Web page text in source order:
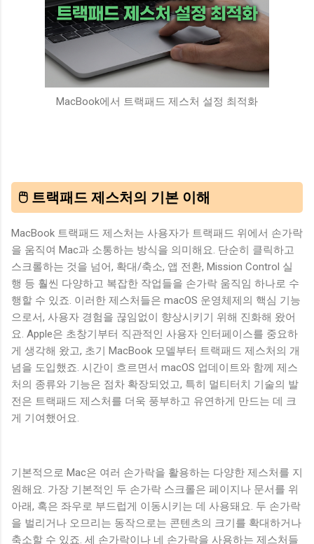
MacBook에서 트랙패드 제스처 설정 최적화
🖱️ 트랙패드 제스처의 기본 이해
MacBook 트랙패드 제스처는 사용자가 트랙패드 위에서 손가락
을 움직여 Mac과 소통하는 방식을 의미해요. 단순히 클릭하고
스크롤하는 것을 넘어, 확대/축소, 앱 전환, Mission Control 실
행 등 훨씬 다양하고 복잡한 작업들을 손가락 움직임 하나로 수
행할 수 있죠. 이러한 제스처들은 macOS 운영체제의 핵심 기능
으로서, 사용자 경험을 끊임없이 향상시키기 위해 진화해 왔어
요. Apple은 초창기부터 직관적인 사용자 인터페이스를 중요하
게 생각해 왔고, 초기 MacBook 모델부터 트랙패드 제스처의 개
념을 도입했죠. 시간이 흐르면서 macOS 업데이트와 함께 제스
처의 종류와 기능은 점차 확장되었고, 특히 멀티터치 기술의 발
전은 트랙패드 제스처를 더욱 풍부하고 유연하게 만드는 데 크
게 기여했어요.
기본적으로 Mac은 여러 손가락을 활용하는 다양한 제스처를 지
원해요. 가장 기본적인 두 손가락 스크롤은 페이지나 문서를 위
아래, 혹은 좌우로 부드럽게 이동시키는 데 사용돼요. 두 손가락
을 벌리거나 오므리는 동작으로는 콘텐츠의 크기를 확대하거나
축소할 수 있죠. 세 손가락이나 네 손가락을 사용하는 제스처들